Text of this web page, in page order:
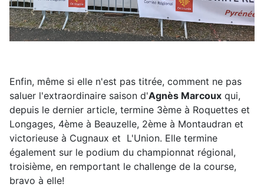
Enfin, même si elle n'est pas titrée, comment ne pas
saluer l'extraordinaire saison d'Agnès Marcoux qui,
depuis le dernier article, termine 3ème à Roquettes et
Longages, 4ème à Beauzelle, 2ème à Montaudran et
victorieuse à Cugnaux et L'Union. Elle termine
également sur le podium du championnat régional,
troisième, en remportant le challenge de la course,
bravo à elle!